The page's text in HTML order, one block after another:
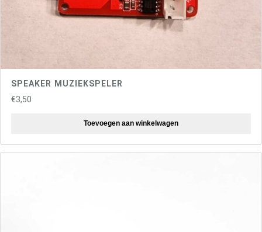
SPEAKER MUZIEKSPELER
€3,50
Toevoegen aan winkelwagen